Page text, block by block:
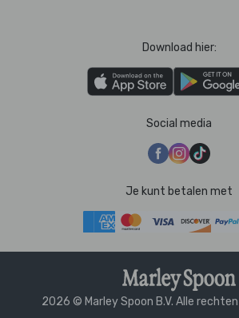
Download hier:
Social media
Je kunt betalen met
2026 © Marley Spoon B.V. Alle